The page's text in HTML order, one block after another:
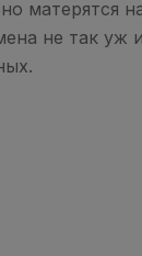
не так